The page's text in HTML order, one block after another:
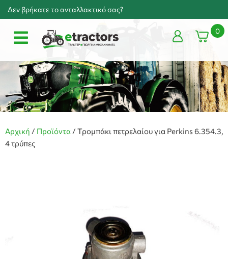
Δεν βρήκατε το ανταλλακτικό σας?
0
Αρχική / Προϊόντα / Τρομπάκι πετρελαίου για Perkins 6.354.3,
4 τρύπες